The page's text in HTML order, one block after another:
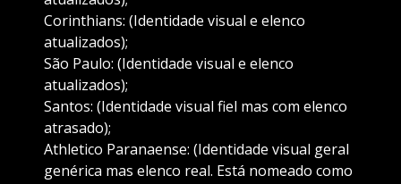
Corinthians: (Identidade visual e elenco
atualizados);
São Paulo: (Identidade visual e elenco
atualizados);
Santos: (Identidade visual fiel mas com elenco
atrasado);
Athletico Paranaense: (Identidade visual geral
genérica mas elenco real. Está nomeado como